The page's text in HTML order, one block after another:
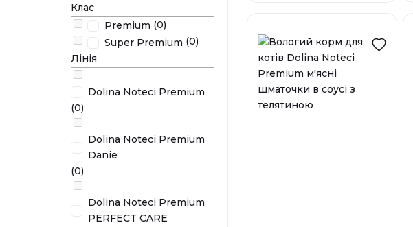
Клас
Premium (0)
Super Premium (0)
Лінія
Dolina Noteci Premium
(0)
Dolina Noteci Premium
Danie
(0)
Dolina Noteci Premium
PERFECT CARE
0,185 кг
У наявності